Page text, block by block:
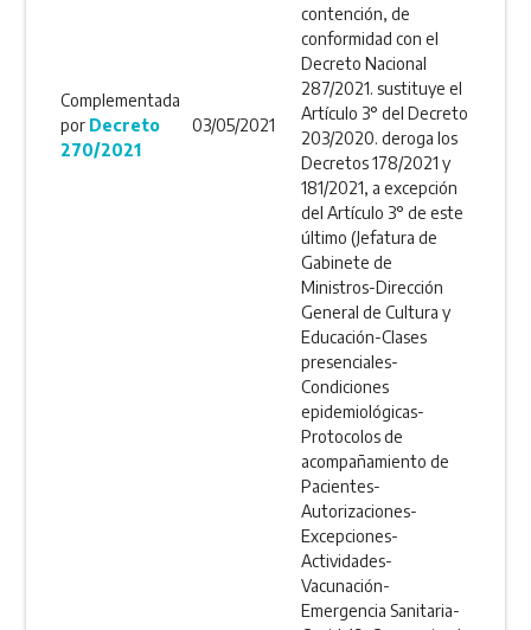
Complementada
por Decreto
270/2021
03/05/2021
contención, de
conformidad con el
Decreto Nacional
287/2021. sustituye el
Artículo 3° del Decreto
203/2020. deroga los
Decretos 178/2021 y
181/2021, a excepción
del Artículo 3° de este
último (Jefatura de
Gabinete de
Ministros-Dirección
General de Cultura y
Educación-Clases
presenciales-
Condiciones
epidemiológicas-
Protocolos de
acompañamiento de
Pacientes-
Autorizaciones-
Excepciones-
Actividades-
Vacunación-
Emergencia Sanitaria-